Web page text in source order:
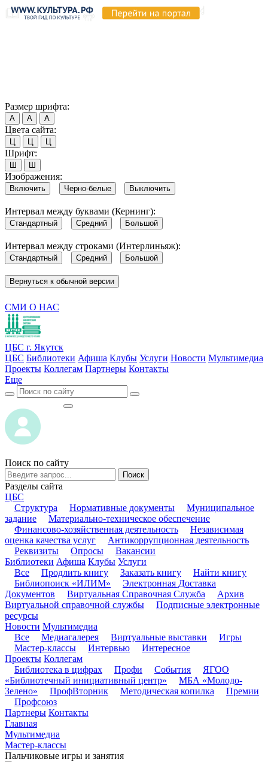
Размер шрифта:
А А А
Цвета сайта:
Ц Ц Ц
Шрифт:
Ш Ш
Изображения:
Включить Черно-белые Выключить
Интервал между буквами (Кернинг):
Стандартный Средний Большой
Интервал между строками (Интерлиньяж):
Стандартный Средний Большой
Вернуться к обычной версии
СМИ О НАС
ЦБС г. Якутск
ЦБС Библиотеки Афиша Клубы Услуги Новости Мультимедиа
Проекты Коллегам Партнеры Контакты
Еще
Поиск по сайту
Поиск
Разделы сайта
ЦБС
Структура
Нормативные документы
Муниципальное
задание
Материально-техническое обеспечение
Финансово-хозяйственная деятельность
Независимая
оценка качества услуг
Антикоррупционная деятельность
Реквизиты
Опросы
Вакансии
Библиотеки Афиша Клубы Услуги
Все
Продлить книгу Заказать книгу
Найти книгу
Библиопоиск «ИЛИМ»
Электронная Доставка
Документов
Виртуальная Справочная Служба
Архив
Виртуальной справочной службы
Подписные электронные
ресурсы
Новости Мультимедиа
Все
Медиагалерея Виртуальные выставки
Игры
Мастер-классы
Интервью
Интересное
Проекты Коллегам
Библиотека в цифрах
Профи События
ЯГОО
«Библиотечный инициативный центр»
МБА «Молодо-
Зелено»
ПрофВторник Методическая копилка
Премии
Профсоюз
Партнеры Контакты
Главная
Мультимедиа
Мастер-классы
Пальчиковые игры и занятия